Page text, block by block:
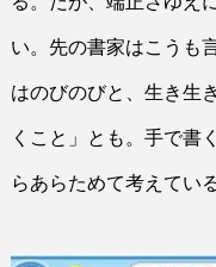
い。先の書家はこうも
はのびのびと、生き生
くこと」とも。手で書
らあらためて考えている